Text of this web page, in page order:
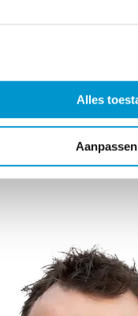
Alles
Aanpassen